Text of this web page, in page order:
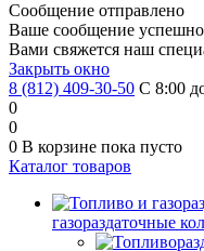
Сообщение отправлено
Ваше сообщение
Вами свяжется наш
Закрыть окно
8 (812) 409-30-50 С 8:00
0
0
0 В корзине пока пусто
Каталог товаров
газораздаточные